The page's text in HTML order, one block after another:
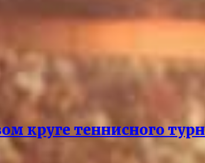
круге теннисного